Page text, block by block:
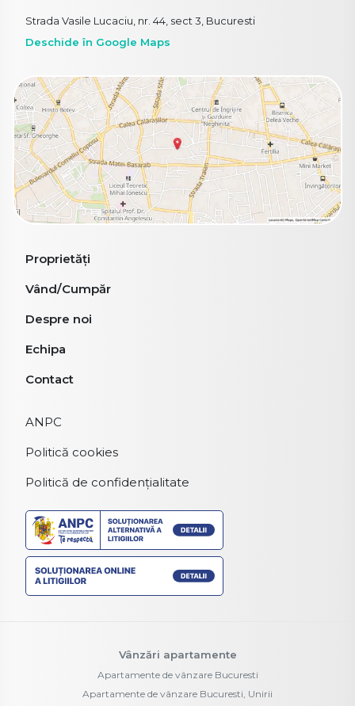
Strada Vasile Lucaciu, nr. 44, sect 3, Bucuresti
Deschide în Google Maps
Proprietăți
Vând/Cumpăr
Despre noi
Echipa
Contact
ANPC
Politică cookies
Politică de confidențialitate
Vânzări apartamente
Apartamente de vânzare Bucuresti
Apartamente de vânzare Bucuresti, Unirii